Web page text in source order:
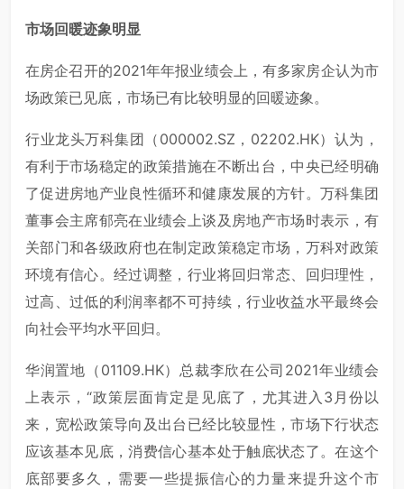
市场回暖迹象明显
在房企召开的2021年年报业绩会上，有多家房企认为市
场政策已见底，市场已有比较明显的回暖迹象。
行业龙头万科集团（000002.SZ，02202.HK）认为，
有利于市场稳定的政策措施在不断出台，中央已经明确
了促进房地产业良性循环和健康发展的方针。万科集团
董事会主席郁亮在业绩会上谈及房地产市场时表示，有
关部门和各级政府也在制定政策稳定市场，万科对政策
环境有信心。经过调整，行业将回归常态、回归理性，
过高、过低的利润率都不可持续，行业收益水平最终会
向社会平均水平回归。
华润置地（01109.HK）总裁李欣在公司2021年业绩会
上表示，“政策层面肯定是见底了，尤其进入3月份以
来，宽松政策导向及出台已经比较显性，市场下行状态
应该基本见底，消费信心基本处于触底状态了。在这个
底部要多久，需要一些提振信心的力量来提升这个市